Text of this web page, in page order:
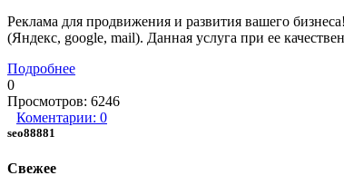
Реклама для продвижения и развития вашего
(Яндекс, google, mail). Данная
Подробнее
0
Просмотров: 6246
Коментарии: 0
seo88881
Свежее